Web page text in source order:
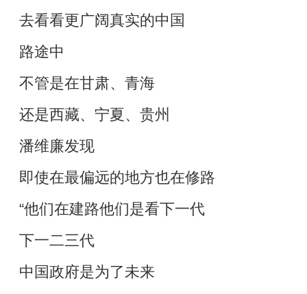
去看看更广阔真实的中国
路途中
不管是在甘肃、青海
还是西藏、宁夏、贵州
潘维廉发现
即使在最偏远的地方也在修路
“他们在建路他们是看下一代
下一二三代
中国政府是为了未来